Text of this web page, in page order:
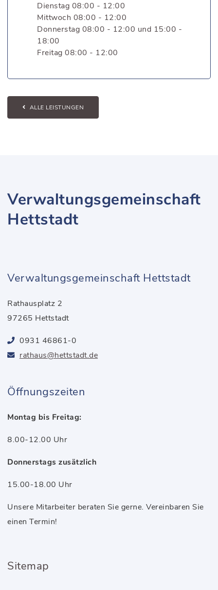
Dienstag 08:00 - 12:00
Mittwoch 08:00 - 12:00
Donnerstag 08:00 - 12:00 und 15:00 -
18:00
Freitag 08:00 - 12:00
ALLE LEISTUNGEN
Verwaltungsgemeinschaft
Hettstadt
Verwaltungsgemeinschaft Hettstadt
Rathausplatz 2
97265 Hettstadt
0931 46861-0
rathaus@hettstadt.de
Öffnungszeiten
Montag bis Freitag:
8.00-12.00 Uhr
Donnerstags zusätzlich
15.00-18.00 Uhr
Unsere Mitarbeiter beraten Sie gerne. Vereinbaren Sie
einen Termin!
Sitemap